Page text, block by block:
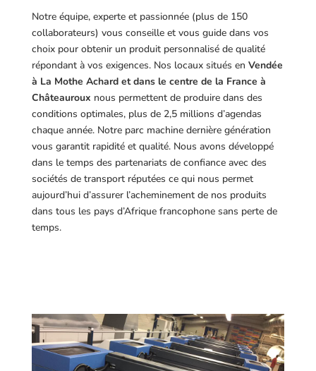
Notre équipe, experte et passionnée (plus de 150
collaborateurs) vous conseille et vous guide dans vos
choix pour obtenir un produit personnalisé de qualité
répondant à vos exigences. Nos locaux situés en Vendée
à La Mothe Achard et dans le centre de la France à
Châteauroux nous permettent de produire dans des
conditions optimales, plus de 2,5 millions d’agendas
chaque année. Notre parc machine dernière génération
vous garantit rapidité et qualité. Nous avons développé
dans le temps des partenariats de confiance avec des
sociétés de transport réputées ce qui nous permet
aujourd’hui d’assurer l’acheminement de nos produits
dans tous les pays d’Afrique francophone sans perte de
temps.